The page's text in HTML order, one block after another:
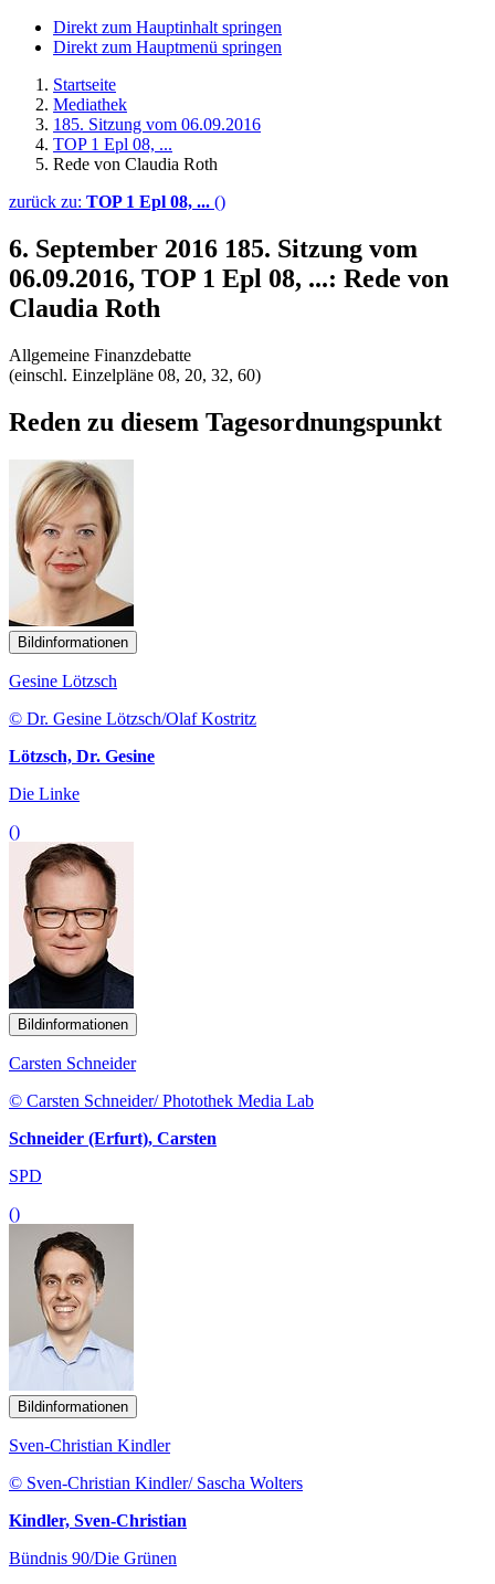
Direkt zum Hauptinhalt springen
Direkt zum Hauptmenü springen
Startseite
Mediathek
185. Sitzung vom 06.09.2016
TOP 1 Epl 08, ...
Rede von Claudia Roth
zurück zu: TOP 1 Epl 08, ... ()
6. September 2016 185. Sitzung vom
06.09.2016, TOP 1 Epl 08, ...: Rede von
Claudia Roth
Allgemeine Finanzdebatte
(einschl. Einzelpläne 08, 20, 32, 60)
Reden zu diesem Tagesordnungspunkt
Bildinformationen
Gesine Lötzsch
© Dr. Gesine Lötzsch/Olaf Kostritz
Lötzsch, Dr. Gesine
Die Linke
()
Bildinformationen
Carsten Schneider
© Carsten Schneider/ Photothek Media Lab
Schneider (Erfurt), Carsten
SPD
()
Bildinformationen
Sven-Christian Kindler
© Sven-Christian Kindler/ Sascha Wolters
Kindler, Sven-Christian
Bündnis 90/Die Grünen